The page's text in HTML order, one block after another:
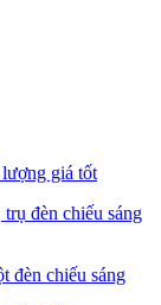
giá tốt
đèn chiếu sáng